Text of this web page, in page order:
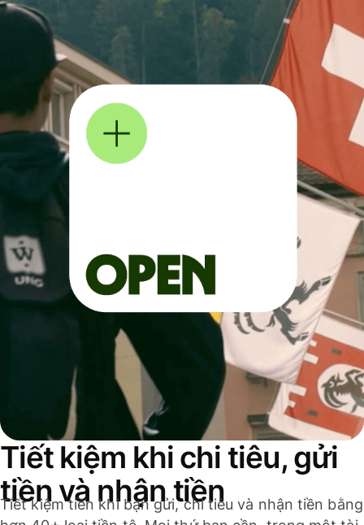
Tiết kiệm khi chi tiêu, gửi
tiền và nhận tiền
Tiết kiệm tiền khi bạn gửi, chi tiêu và nhận tiền bằng